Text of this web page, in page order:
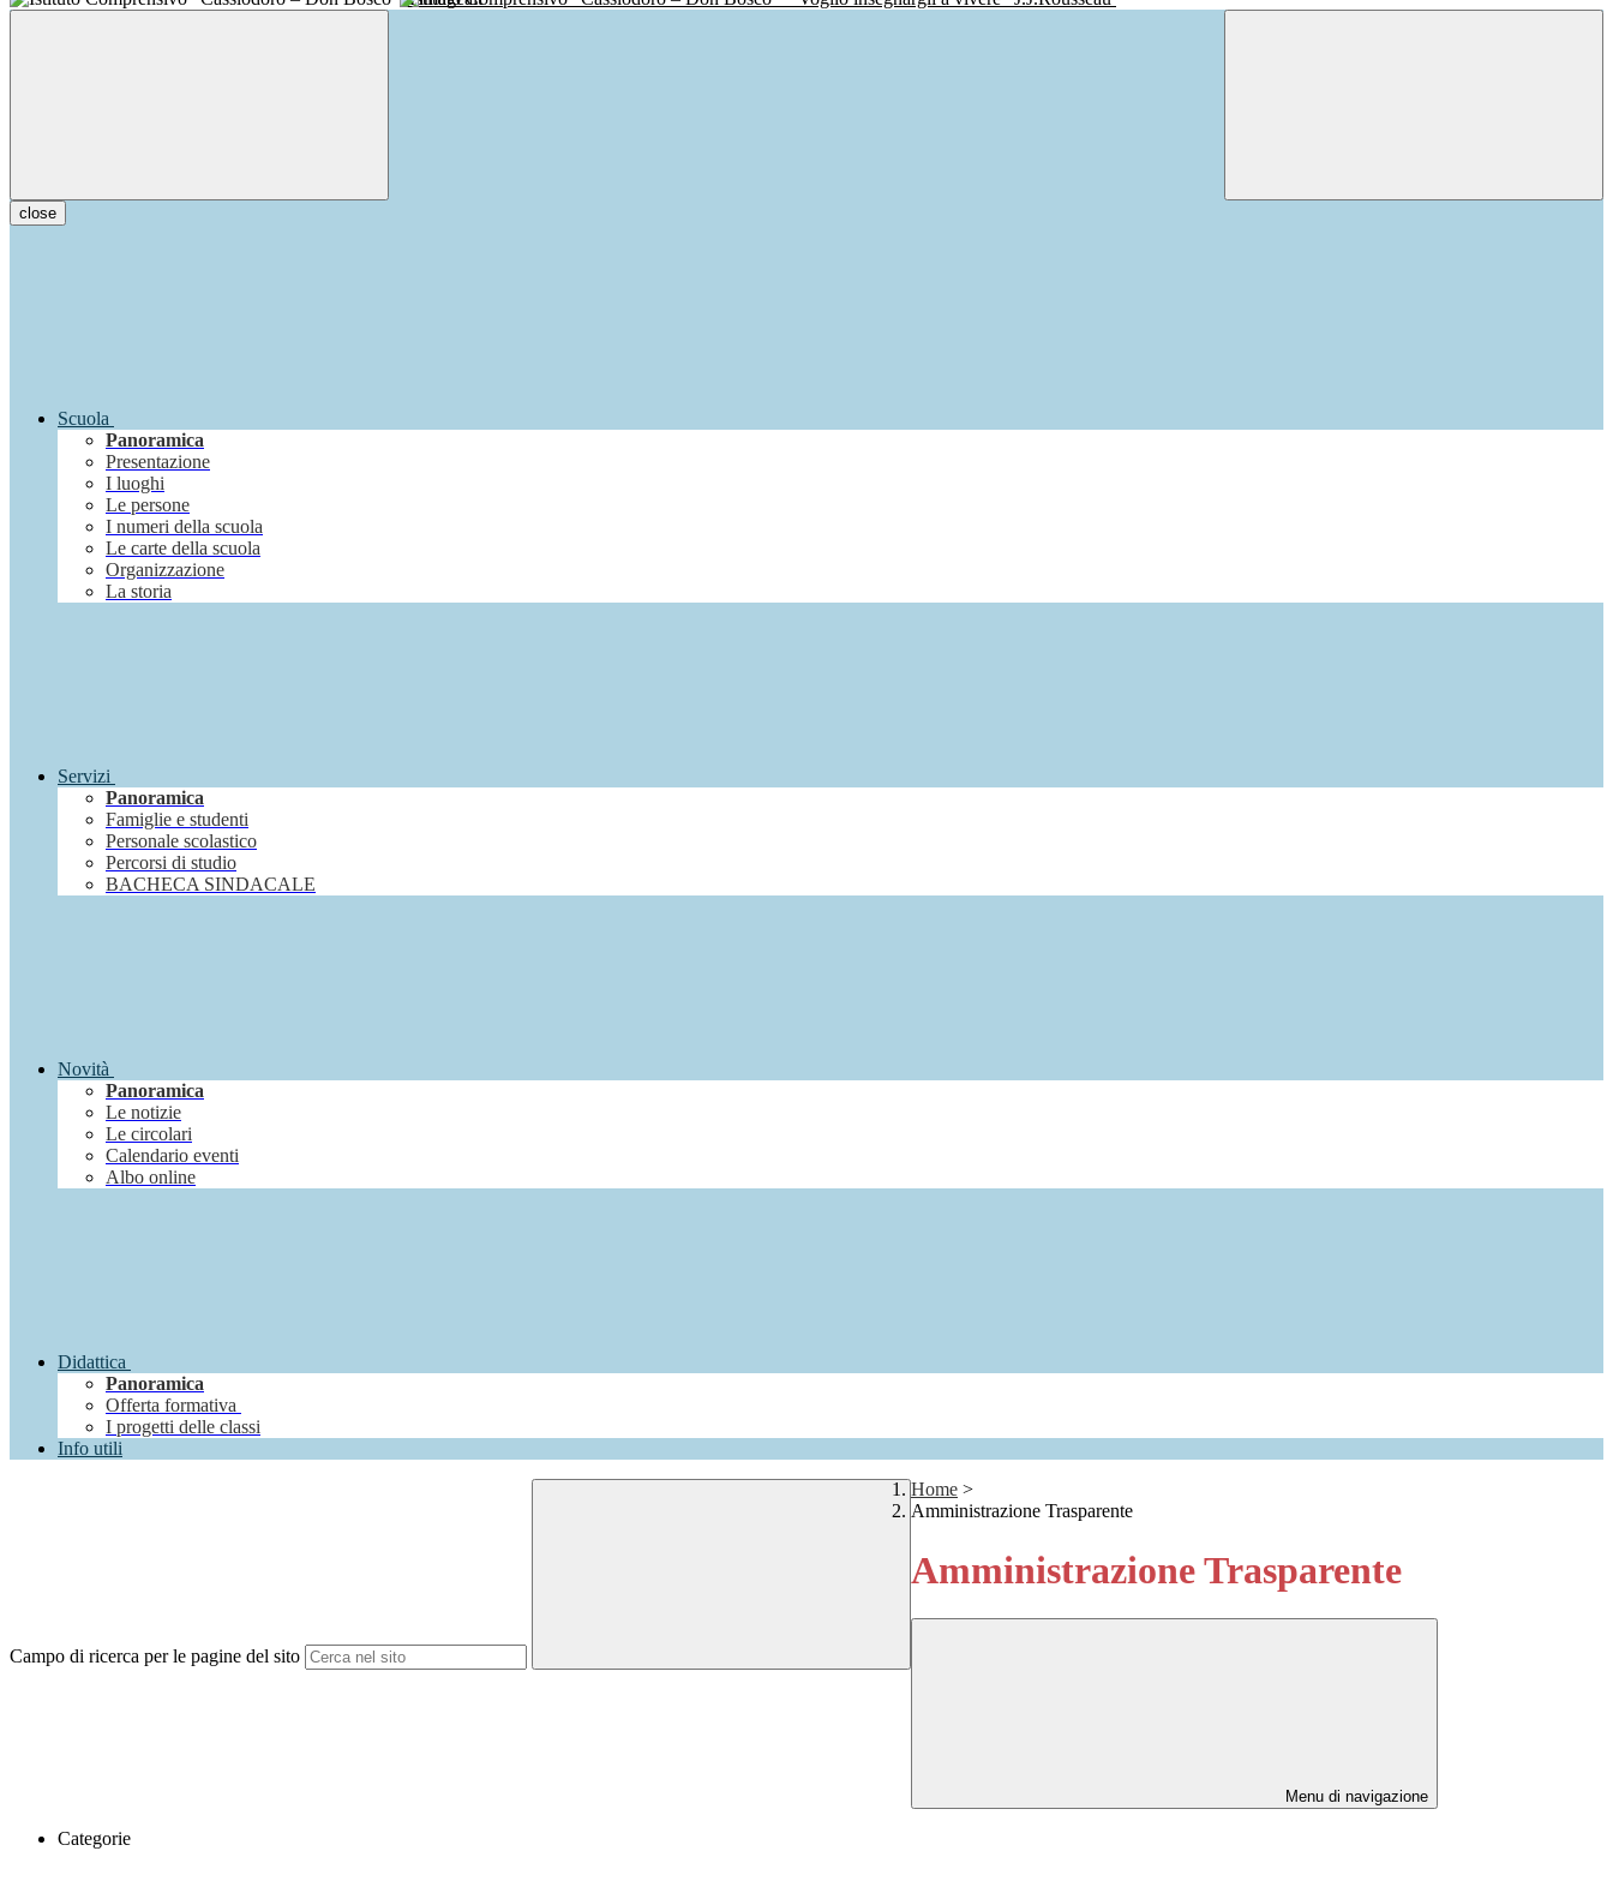
close
Scuola
Panoramica
Presentazione
I luoghi
Le persone
I numeri della scuola
Le carte della scuola
Organizzazione
La storia
Servizi
Panoramica
Famiglie e studenti
Personale scolastico
Percorsi di studio
BACHECA SINDACALE
Novità
Panoramica
Le notizie
Le circolari
Calendario eventi
Albo online
Didattica
Panoramica
Offerta formativa
I progetti delle classi
Info utili
Campo di ricerca per le pagine del sito
Home >
Amministrazione Trasparente
Amministrazione Trasparente
Menu di navigazione
Categorie